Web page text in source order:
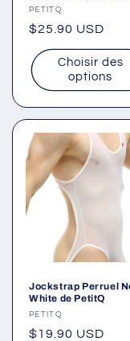
Fournisseur :
PETITQ
Prix
habituel
$25.90 USD
Choisir des
options
Jockstrap Perruel
White de PetitQ
Fournisseur :
PETITQ
Prix
$19.90 USD